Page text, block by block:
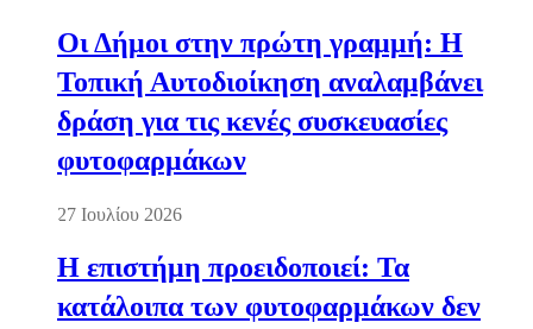
Οι Δήμοι στην πρώτη γραμμή: Η
Τοπική Αυτοδιοίκηση αναλαμβάνει
δράση για τις κενές συσκευασίες
φυτοφαρμάκων
27 Ιουλίου 2026
Η επιστήμη προειδοποιεί: Τα
κατάλοιπα των φυτοφαρμάκων δεν